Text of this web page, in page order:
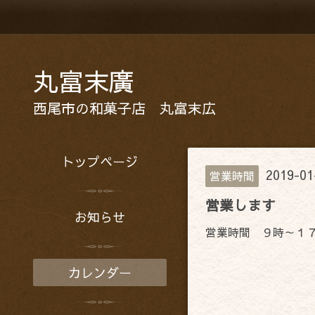
丸富末廣
西尾市の和菓子店 丸富末広
営業時間 2019-
営業します
営業時間 ９時～１
トップページ
お知らせ
カレンダー